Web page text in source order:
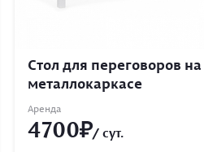
Стол для переговоров на
металлокаркасе
Аренда
4700 / сут.